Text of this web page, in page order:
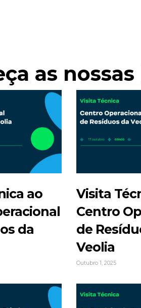
as
ao
da
Visita
Centro
de
Veolia
Outubro 1, 2025